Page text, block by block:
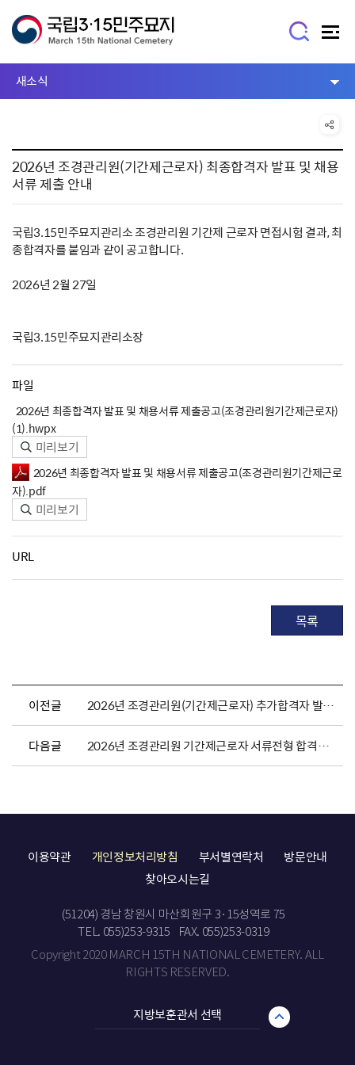
새소식
2026년 조경관리원(기간제근로자) 최종합격자 발표 및 채용
서류 제출 안내
국립3.15민주묘지관리소 조경관리원 기간제 근로자 면접시험 결과, 최
종합격자를 붙임과 같이 공고합니다.
2026년 2월 27일
국립3.15민주묘지관리소장
파일
2026년 최종합격자 발표 및 채용서류 제출공고(조경관리원기간제근로자)
(1).hwpx
미리보기
2026년 최종합격자 발표 및 채용서류 제출공고(조경관리원기간제근로
자).pdf
미리보기
URL
목록
이전글 2026년 조경관리원(기간제근로자) 추가합격자 발표 및 채용서류 제출 안내
다음글 2026년 조경관리원 기간제근로자 서류전형 합격자 발표 및 면접전형 일정 안내
이용약관 개인정보처리방침 부서별연락처
방문안내
찾아오시는길
(51204) 경남 창원시 마산회원구 3·15성역로 75
TEL. 055)253-9315
FAX. 055)253-0319
Copyright 2020 MARCH 15TH NATIONAL CEMETERY. ALL
RIGHTS RESERVED.
지방보훈관서 선택